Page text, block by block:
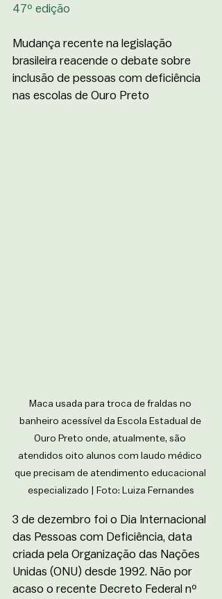
47º edição
Mudança recente na legislação
brasileira reacende o debate sobre
inclusão de pessoas com deficiência
nas escolas de Ouro Preto
Maca usada para troca de fraldas no
banheiro acessível da Escola Estadual de
Ouro Preto onde, atualmente, são
atendidos oito alunos com laudo médico
que precisam de atendimento educacional
especializado | Foto: Luiza Fernandes
3 de dezembro foi o Dia Internacional
das Pessoas com Deficiência, data
criada pela Organização das Nações
Unidas (ONU) desde 1992. Não por
acaso o recente Decreto Federal nº